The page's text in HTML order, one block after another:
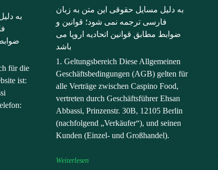
به دلیل مسایل حقوقی این متن به زبان
فارسی ترجمه نمی شود؛ قوانین و
ضوابط مطابق قوانین اتحادیه اروپا می
باشد
1. Geltungsbereich Diese Allgemeinen
Geschäftsbedingungen (AGB) gelten für
alle Verträge zwischen Caspino Food,
vertreten durch Geschäftsführer Ehsan
Abbassi, Prinzenstr. 30B, 12105 Berlin
(nachfolgend „Verkäufer“), und seinen
Kunden (Einzel- und Großhandel).
Weiterlesen
به
für die
ist: